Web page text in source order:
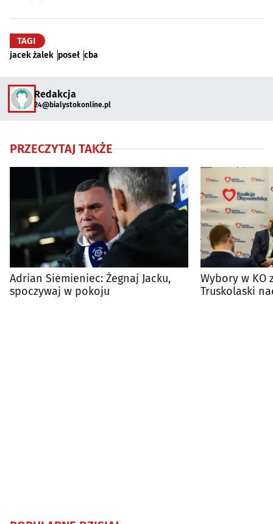
TAGI
jacek żalek poseł cba
Redakcja
24@bialystokonline.pl
PRZECZYTAJ TAKŻE
Adrian Siemieniec: Żegnaj Jacku,
spoczywaj w pokoju
Wybory w KO
Truskolaski